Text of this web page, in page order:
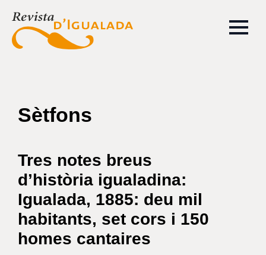
Sètfons
Tres notes breus
d’història igualadina:
Igualada, 1885: deu mil
habitants, set cors i 150
homes cantaires